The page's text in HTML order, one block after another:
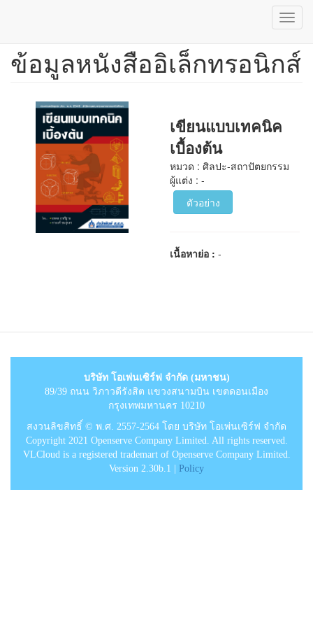
ข้าม
ข้อมูลหนังสืออิเล็กทรอนิกส์
เขียนแบบเทคนิค
เบื้องต้น
หมวด : ศิลปะ-สถาปัตยกรรม
ผู้แต่ง : -
ตัวอย่าง
เนื้อหาย่อ :-
บริษัท โอเพ่นเซิร์ฟ จำกัด (มหาชน)
89/39 ถนน วิภาวดีรังสิต แขวงสนามบิน เขตดอนเมือง
กรุงเทพมหานคร 10210
สงวนลิขสิทธิ์ © พ.ศ. 2557-2564 โดย บริษัท โอเพ่นเซิร์ฟ จำกัด
Copyright 2021 Openserve Company Limited. All rights reserved.
VLCloud is a registered trademart of Openserve Company Limited.
Version 2.30b.1 |
Policy